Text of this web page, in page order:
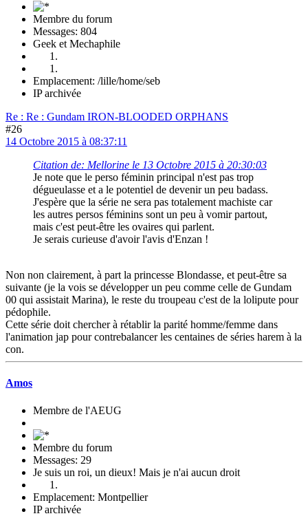
Membre du forum
Messages: 804
Geek et Mechaphile
Emplacement: /lille/home/seb
IP archivée
Re : Re : Gundam IRON-BLOODED ORPHANS
#26
14 Octobre 2015 à 08:37:11
Citation de: Mellorine le 13 Octobre 2015 à 20:30:03
Je note que le perso féminin principal n'est pas trop
dégueulasse et a le potentiel de devenir un peu badass.
J'espère que la série ne sera pas totalement machiste car
les autres persos féminins sont un peu à vomir partout,
mais c'est peut-être les ovaires qui parlent.
Je serais curieuse d'avoir l'avis d'Enzan !
Non non clairement, à part la princesse Blondasse, et peut-être sa
suivante (je la vois se développer un peu comme celle de Gundam
00 qui assistait Marina), le reste du troupeau c'est de la lolipute pour
pédophile.
Cette série doit chercher à rétablir la parité homme/femme dans
l'animation jap pour contrebalancer les centaines de séries harem à la
con.
Amos
Membre de l'AEUG
Membre du forum
Messages: 29
Je suis un roi, un dieux! Mais je n'ai aucun droit
Emplacement: Montpellier
IP archivée